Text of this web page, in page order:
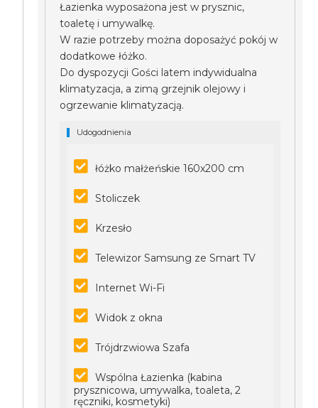
Łazienka wyposażona jest w prysznic,
toaletę i umywalkę.
W razie potrzeby można doposażyć pokój w
dodatkowe łóżko.
Do dyspozycji Gości latem indywidualna
klimatyzacja, a zimą grzejnik olejowy i
ogrzewanie klimatyzacją.
Udogodnienia
łóżko małżeńskie 160x200 cm
Stoliczek
Krzesło
Telewizor Samsung ze Smart TV
Internet Wi-Fi
Widok z okna
Trójdrzwiowa Szafa
Wspólna Łazienka (kabina
prysznicowa, umywalka, toaleta, 2
ręczniki, kosmetyki)